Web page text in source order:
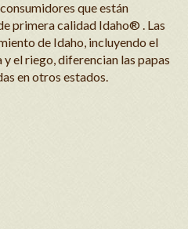
que están
primera calidad Idaho® . Las
de Idaho, incluyendo el
el riego, diferencian las papas
en otros estados.